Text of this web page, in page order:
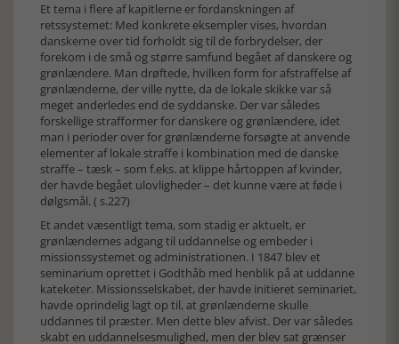
Et tema i flere af kapitlerne er fordanskningen af
retssystemet: Med konkrete eksempler vises, hvordan
danskerne over tid forholdt sig til de forbrydelser, der
forekom i de små og større samfund begået af danskere og
grønlændere. Man drøftede, hvilken form for afstraffelse af
grønlænderne, der ville nytte, da de lokale skikke var så
meget anderledes end de syddanske. Der var således
forskellige strafformer for danskere og grønlændere, idet
man i perioder over for grønlænderne forsøgte at anvende
elementer af lokale straffe i kombination med de danske
straffe – tæsk – som f.eks. at klippe hårtoppen af kvinder,
der havde begået ulovligheder – det kunne være at føde i
dølgsmål. ( s.227)
Et andet væsentligt tema, som stadig er aktuelt, er
grønlændernes adgang til uddannelse og embeder i
missionssystemet og administrationen. I 1847 blev et
seminarium oprettet i Godthåb med henblik på at uddanne
kateketer. Missionsselskabet, der havde initieret seminariet,
havde oprindelig lagt op til, at grønlænderne skulle
uddannes til præster. Men dette blev afvist. Der var således
skabt en uddannelsesmulighed, men der blev sat grænser